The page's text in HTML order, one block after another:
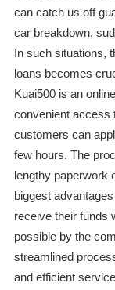
can catch us off
car breakdown,
In such situations,
loans becomes
Kuai500 is an
convenient access
customers can
few hours. The
lengthy paperwork
biggest
receive their funds
possible by the
streamlined
and efficient